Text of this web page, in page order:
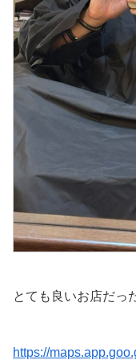
とても良いお店だっ
https://